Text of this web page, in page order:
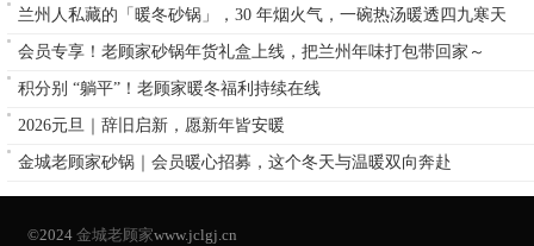
兰州人私藏的「暖冬砂锅」，30 年烟火气，一碗热汤暖透四九寒天
会员专享！老顾家砂锅年货礼盒上线，把兰州年味打包带回家～
积分别 “躺平”！老顾家暖冬福利持续在线
2026元旦｜辞旧启新，愿新年皆安暖
金城老顾家砂锅｜会员暖心招募，这个冬天与温暖双向奔赴
©2024金城老顾家www.jclgj.cn